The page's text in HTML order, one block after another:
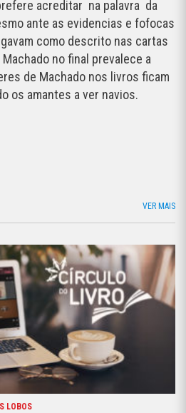
acreditar na palavra da
ante as evidencias e fofocas
como descrito nas cartas
no final prevalece a
de Machado nos livros ficam
os amantes a ver navios.
VER MAIS
LOBOS